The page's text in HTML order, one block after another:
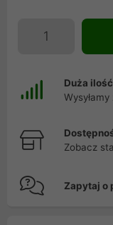
Duża ilość
Zobacz
Zapytaj o